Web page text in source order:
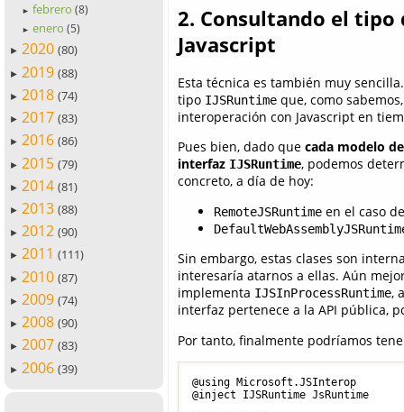
► febrero (8)
► enero (5)
► 2020 (80)
► 2019 (88)
► 2018 (74)
► 2017 (83)
► 2016 (86)
► 2015 (79)
► 2014 (81)
► 2013 (88)
► 2012 (90)
► 2011 (111)
► 2010 (87)
► 2009 (74)
► 2008 (90)
► 2007 (83)
► 2006 (39)
2. Consultando el
Javascript
Esta técnica es también muy
tipo IJSRuntime que, como
interoperación con Javascript en
Pues bien, dado que cada modelo
interfaz IJSRuntime, podemos
concreto, a día de hoy:
RemoteJSRuntime en el caso
Sin embargo, estas clases son
interesaría atarnos a ellas. Aún
implementa IJSInProcessRuntime,
interfaz pertenece a la API pública,
Por tanto, finalmente podríamos
@using Microsoft.JSInterop
@inject IJSRuntime JsRuntime